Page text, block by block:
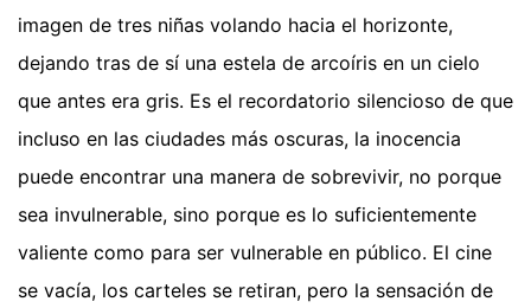
imagen de tres niñas volando hacia el horizonte,
dejando tras de sí una estela de arcoíris en un cielo
que antes era gris. Es el recordatorio silencioso de que
incluso en las ciudades más oscuras, la inocencia
puede encontrar una manera de sobrevivir, no porque
sea invulnerable, sino porque es lo suficientemente
valiente como para ser vulnerable en público. El cine
se vacía, los carteles se retiran, pero la sensación de